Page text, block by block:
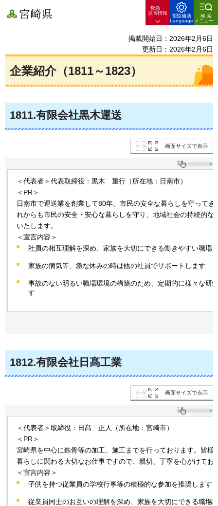
宮崎県
緊急・
災害情報
閲覧補助
Language
検索
メニュー
掲載開始日：2026年2月6日
更新日：2026年2月6日
企業紹介（1811～1823）
1811.有限会社黒木運送
画面サイズで表示
＜代表者＞代表取締役：黒木 重行 （所在地：日南市）
＜PR＞
日南市で運送業を創業して80年、市民の安全な暮らしを守ってき
れからも市民の安全・安心な暮らしを守り、地域社会の持続的な
いたします。
＜宣言内容＞
社員の相互理解を深め、家族を大切にできる働きやすい職場
家族の病気等、急な休みの時は他の社員でサポートします
事故のない明るい職場環境の構築のため、定期的に様々な研
す
1812.有限会社日髙工業
画面サイズで表示
＜代表者＞取締役：日髙 正人
（所在地：宮崎市）
＜PR＞
宮崎県を中心に鉄骨等の加工、施工までを行っております。皆様
暮らしに関わる大切なお仕事ですので、親切、丁寧を心がけてお
＜宣言内容＞
子供を持つ従業員の学校行事等の積極的な参加を推奨します
従業員同士のお互いの理解を深め、家族を大切にできる職場